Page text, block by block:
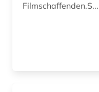
Filmschaffenden.S...